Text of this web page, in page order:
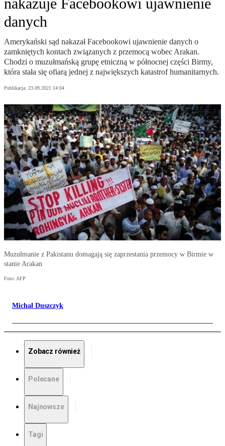
danych
Amerykański sąd nakazał Facebookowi ujawnienie danych o
zamkniętych kontach związanych z przemocą wobec Arakan.
Chodzi o muzułmańską grupę etniczną w północnej części Birmy,
która stała się ofiarą jednej z największych katastrof humanitarnych.
Publikacja: 23.09.2021 14:04
Muzułmanie z Pakistanu domagają się zaprzestania przemocy w Birmie w
stanie Arakan
Foto: AFP
Michał Duszczyk
Zobacz również
Polecane
Najnowsze
Tagi